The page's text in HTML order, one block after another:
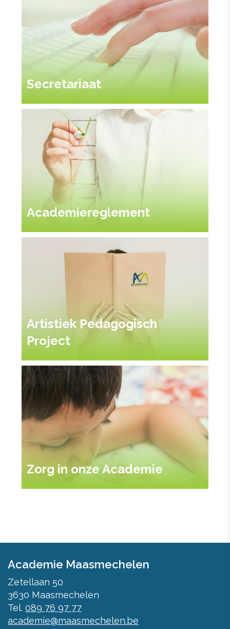
Secretariaat
Academiereglement
Artistiek Pedagogisch
Project
Zorg in onze Academie
Volg ons op instagram
Academie Maasmechelen
Zetellaan 50
3630 Maasmechelen
Tel. 089 76 97 77
academie@maasmechelen.be